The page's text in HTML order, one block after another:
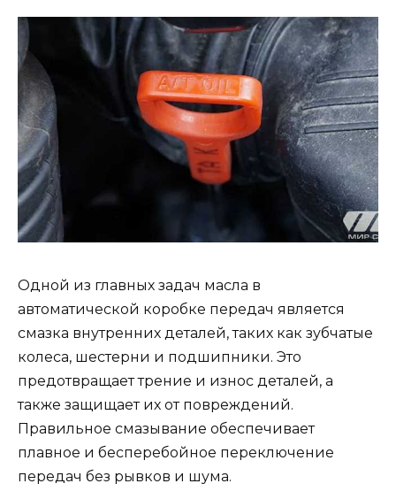
Одной из главных задач масла в
автоматической коробке передач является
смазка внутренних деталей, таких как зубчатые
колеса, шестерни и подшипники. Это
предотвращает трение и износ деталей, а
также защищает их от повреждений.
Правильное смазывание обеспечивает
плавное и бесперебойное переключение
передач без рывков и шума.